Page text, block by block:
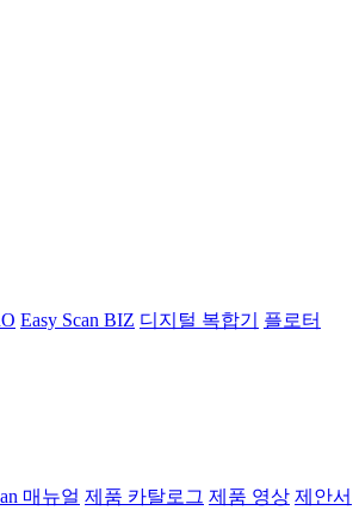
Easy Scan BIZ 디지털 복합기 플로터
매뉴얼 제품 카탈로그 제품 영상 제안서